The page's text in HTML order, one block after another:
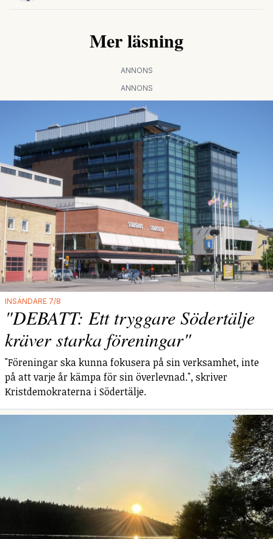
Mer läsning
ANNONS
ANNONS
INSÄNDARE 7/8
"DEBATT: Ett tryggare Södertälje
kräver starka föreningar"
"Föreningar ska kunna fokusera på sin verksamhet, inte
på att varje år kämpa för sin överlevnad.", skriver
Kristdemokraterna i Södertälje.